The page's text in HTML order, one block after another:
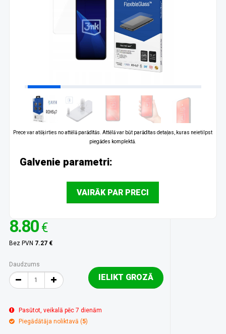
Prece var atšķirties no attēlā parādītās. Attēlā var būt parādītas detaļas, kuras neietilpst
piegādes komplektā.
Galvenie parametri:
VAIRĀK PAR PRECI
8.80 €
Bez PVN 7.27 €
Daudzums
IELIKT GROZĀ
Pasūtot, veikalā pēc 7 dienām
Piegādātāja noliktavā (5)